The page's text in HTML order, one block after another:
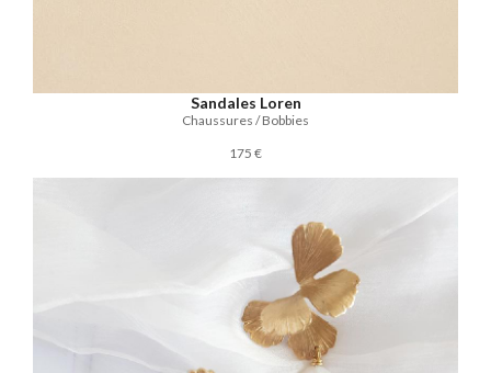
Sandales Loren
Chaussures / Bobbies
175 €